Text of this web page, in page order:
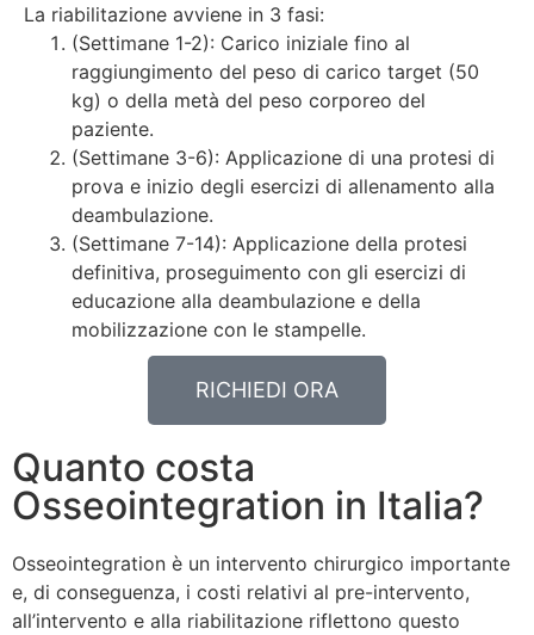
La riabilitazione avviene in 3 fasi:
(Settimane 1-2): Carico iniziale fino al
raggiungimento del peso di carico target (50
kg) o della metà del peso corporeo del
paziente.
(Settimane 3-6): Applicazione di una protesi di
prova e inizio degli esercizi di allenamento alla
deambulazione.
(Settimane 7-14): Applicazione della protesi
definitiva, proseguimento con gli esercizi di
educazione alla deambulazione e della
mobilizzazione con le stampelle.
RICHIEDI ORA
Quanto costa
Osseointegration in Italia?
Osseointegration è un intervento chirurgico importante
e, di conseguenza, i costi relativi al pre-intervento,
all’intervento e alla riabilitazione riflettono questo